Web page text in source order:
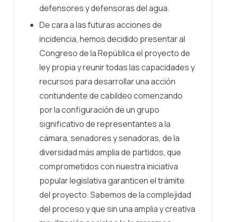
defensores y defensoras del agua.
De cara a las futuras acciones de
incidencia, hemos decidido presentar al
Congreso de la República el proyecto de
ley propia y reunir todas las capacidades y
recursos para desarrollar una acción
contundente de cabildeo comenzando
por la configuración de un grupo
significativo de representantes a la
cámara, senadores y senadoras, de la
diversidad más amplia de partidos, que
comprometidos con nuestra iniciativa
popular legislativa garanticen el trámite
del proyecto. Sabemos de la complejidad
del proceso y que sin una amplia y creativa